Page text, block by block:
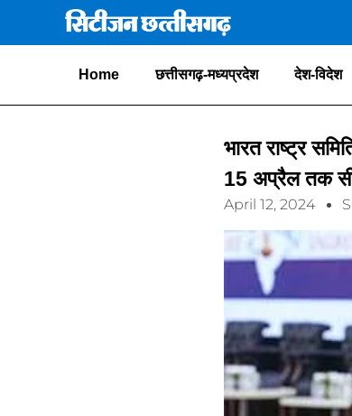
Home छत्तीसगढ़-मध्यप्रदेश देश-विदेश
भारत राष्ट्र
15 अप्रैल तक
April 12, 2024